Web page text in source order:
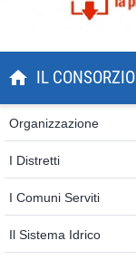
IL CONSORZIO
Organizzazione
I Distretti
I Comuni Serviti
Il Sistema Idrico